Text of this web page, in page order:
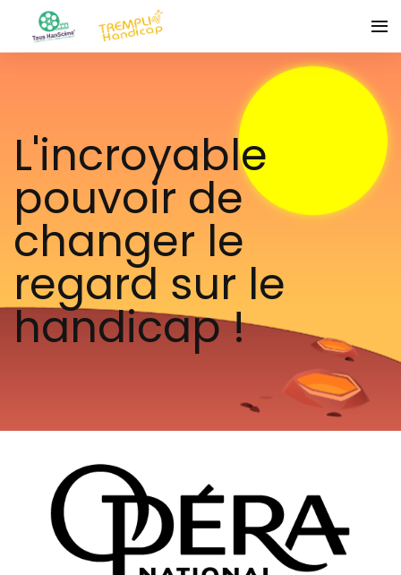
L'incroyable
pouvoir de
changer le
regard sur le
handicap !